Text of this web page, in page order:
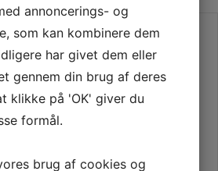
annoncerings- og
som kan kombinere dem
har givet dem eller
gennem din brug af deres
klikke på 'OK' giver du
formål.
brug af cookies og